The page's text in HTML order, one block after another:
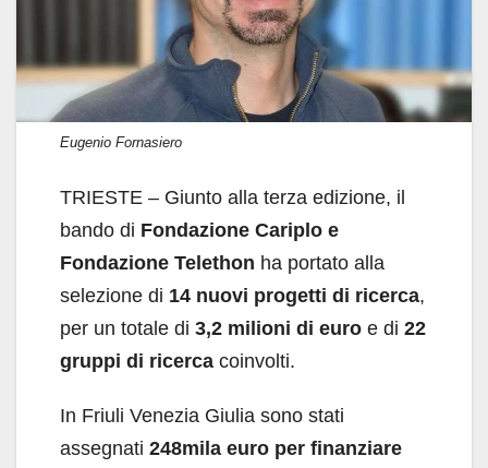
Eugenio Fornasiero
TRIESTE – Giunto alla terza edizione, il
bando di Fondazione Cariplo e
Fondazione Telethon ha portato alla
selezione di 14 nuovi progetti di ricerca,
per un totale di 3,2 milioni di euro e di 22
gruppi di ricerca coinvolti.
In Friuli Venezia Giulia sono stati
assegnati 248mila euro per finanziare